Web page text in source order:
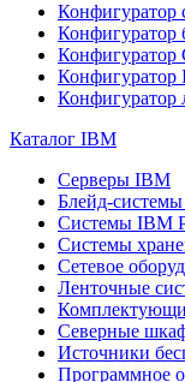
Конфигуратор
Конфигуратор
Конфигуратор
Конфигуратор
Каталог IBM
Серверы IBM
Блейд-
Системы IBM
Системы
Сетевое
Ленточные
Северные
Источники
Программное